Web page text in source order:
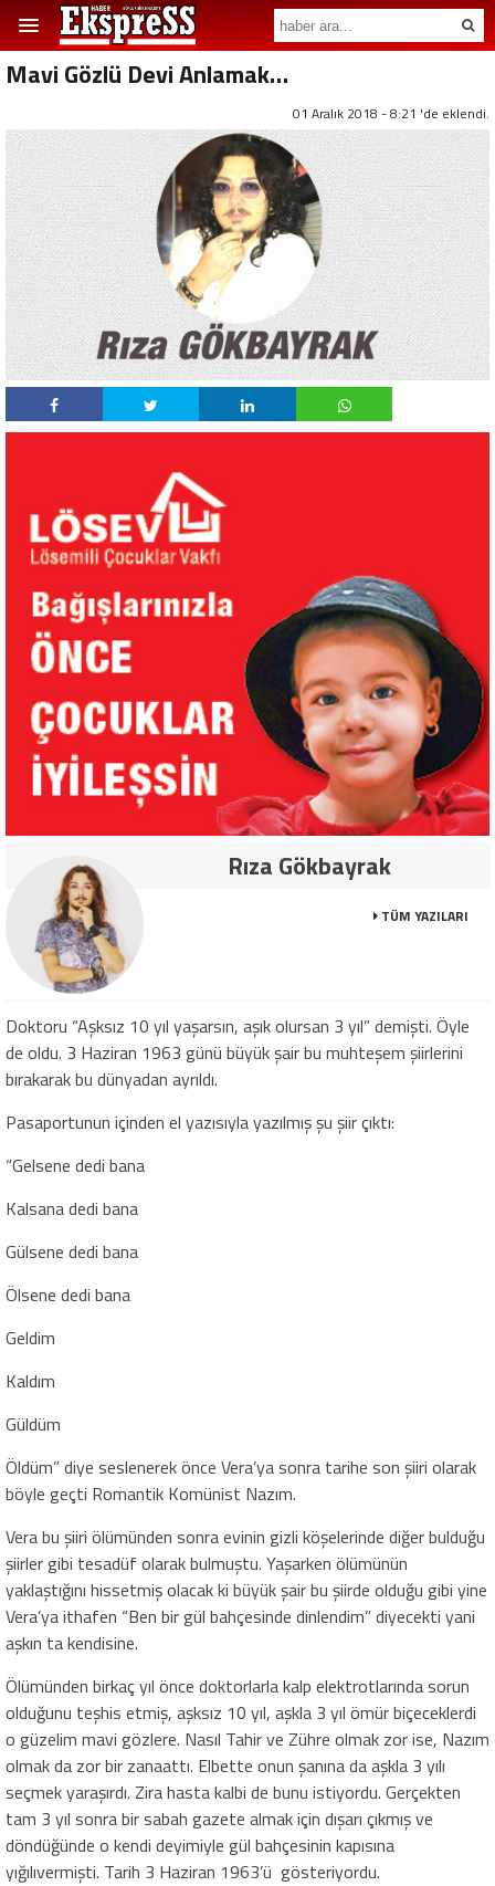
Mavi Gözlü Devi Anlamak…
01 Aralık 2018 - 8:21 'de eklendi.
Rıza Gökbayrak
TÜM YAZILARI
Doktoru “Aşksız 10 yıl yaşarsın, aşık olursan 3 yıl” demişti. Öyle
de oldu. 3 Haziran 1963 günü büyük şair bu muhteşem şiirlerini
bırakarak bu dünyadan ayrıldı.
Pasaportunun içinden el yazısıyla yazılmış şu şiir çıktı:
“Gelsene dedi bana
Kalsana dedi bana
Gülsene dedi bana
Ölsene dedi bana
Geldim
Kaldım
Güldüm
Öldüm” diye seslenerek önce Vera’ya sonra tarihe son şiiri olarak
böyle geçti Romantik Komünist Nazım.
Vera bu şiiri ölümünden sonra evinin gizli köşelerinde diğer bulduğu
şiirler gibi tesadüf olarak bulmuştu. Yaşarken ölümünün
yaklaştığını hissetmiş olacak ki büyük şair bu şiirde olduğu gibi yine
Vera’ya ithafen “Ben bir gül bahçesinde dinlendim” diyecekti yani
aşkın ta kendisine.
Ölümünden birkaç yıl önce doktorlarla kalp elektrotlarında sorun
olduğunu teşhis etmiş, aşksız 10 yıl, aşkla 3 yıl ömür biçeceklerdi
o güzelim mavi gözlere. Nasıl Tahir ve Zühre olmak zor ise, Nazım
olmak da zor bir zanaattı. Elbette onun şanına da aşkla 3 yılı
seçmek yaraşırdı. Zira hasta kalbi de bunu istiyordu. Gerçekten
tam 3 yıl sonra bir sabah gazete almak için dışarı çıkmış ve
döndüğünde o kendi deyimiyle gül bahçesinin kapısına
yığılıvermişti. Tarih 3 Haziran 1963’ü gösteriyordu.